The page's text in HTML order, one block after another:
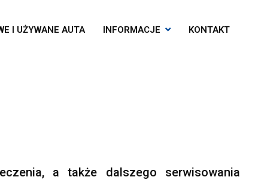
I UŻYWANE AUTA INFORMACJE KONTAKT
a także dalszego serwisowania